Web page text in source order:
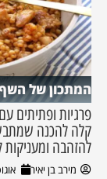
המתכון של
פרגיות ופתיתים
קלה להכנה
להזהבה
מירב בן יאיר